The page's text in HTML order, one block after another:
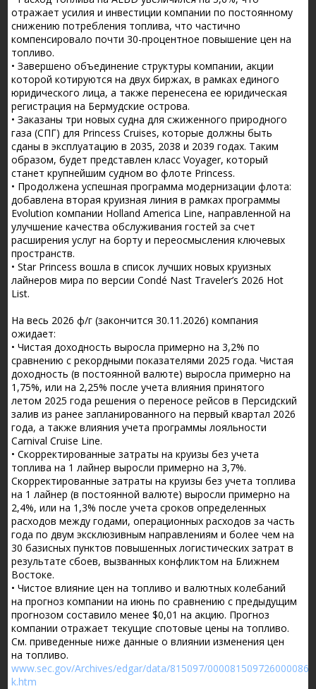
отражает усилия и инвестиции компании по постоянному
снижению потребления топлива, что частично
компенсировало почти 30-процентное повышение цен на
топливо.
• Завершено объединение структуры компании, акции
которой котируются на двух биржах, в рамках единого
юридического лица, а также перенесена ее юридическая
регистрация на Бермудские острова.
• Заказаны три новых судна для сжиженного природного
газа (СПГ) для Princess Cruises, которые должны быть
сданы в эксплуатацию в 2035, 2038 и 2039 годах. Таким
образом, будет представлен класс Voyager, который
станет крупнейшим судном во флоте Princess.
• Продолжена успешная программа модернизации флота:
добавлена вторая круизная линия в рамках программы
Evolution компании Holland America Line, направленной на
улучшение качества обслуживания гостей за счет
расширения услуг на борту и переосмысления ключевых
пространств.
• Star Princess вошла в список лучших новых круизных
лайнеров мира по версии Condé Nast Traveler’s 2026 Hot
List.
На весь 2026 ф/г (закончится 30.11.2026) компания
ожидает:
• Чистая доходность выросла примерно на 3,2% по
сравнению с рекордными показателями 2025 года. Чистая
доходность (в постоянной валюте) выросла примерно на
1,75%, или на 2,25% после учета влияния принятого
летом 2025 года решения о переносе рейсов в Персидский
залив из ранее запланированного на первый квартал 2026
года, а также влияния учета программы лояльности
Carnival Cruise Line.
• Скорректированные затраты на круизы без учета
топлива на 1 лайнер выросли примерно на 3,7%.
Скорректированные затраты на круизы без учета топлива
на 1 лайнер (в постоянной валюте) выросли примерно на
2,4%, или на 1,3% после учета сроков определенных
расходов между годами, операционных расходов за часть
года по двум эксклюзивным направлениям и более чем на
30 базисных пунктов повышенных логистических затрат в
результате сбоев, вызванных конфликтом на Ближнем
Востоке.
• Чистое влияние цен на топливо и валютных колебаний
на прогноз компании на июнь по сравнению с предыдущим
прогнозом составило менее $0,01 на акцию. Прогноз
компании отражает текущие спотовые цены на топливо.
См. приведенные ниже данные о влиянии изменения цен
на топливо.
www.sec.gov/Archives/edgar/data/815097/
k.htm